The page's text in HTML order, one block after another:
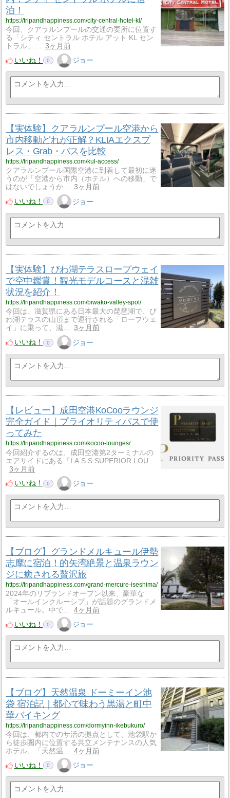
泊！
https://tripandhappiness.com/city-central-hotel-kl/
今回、クアラルンプールの交通の要所に位置す
る「シティ セントラル ホテル アット KL セン
トラル」…
3ヶ月前
いいね！
0 ジョー
【実体験】クアラルンプール空港から
市内移動どれが正解？KLIAエクスプ
レス・Grab・バスを比較
https://tripandhappiness.com/kul-access/
クアラルンプール国際空港に到着して最初に迷
うのが「空港から市内（ホテル）への移動」で
はないでしょうか…
3ヶ月前
いいね！
0 ジョー
【実体験】びわ湖テラスロープウェイ
で空中鑑賞！観光モデルコースと混雑
状況を紹介！
https://tripandhappiness.com/biwako-valley-spot/
今回は、滋賀県にある日本最大の琵琶湖で、び
わ湖テラスの山頂まで運行される「ロープウェ
イ」に乗って、滋…
3ヶ月前
いいね！
0 ジョー
【レビュー】成田空港KoCooラウンジ
完全ガイド｜プライオリティパスで使
ってみた
https://tripandhappiness.com/kocoo-lounges/
今回紹介するのは、成田空港第2ターミナルの
エアサイドにある「I.A.S.S SUPERIOR LOU…
3ヶ月前
いいね！
0 ジョー
【ブログ】グランドメルキュール伊勢
志摩に宿泊！的矢湾絶景と温泉ラウン
ジに癒される贅沢旅
https://tripandhappiness.com/grand-mercure-iseshima/
2024年のリブランドオープン以来、豪華な
「オールインクルーシブ」が話題のグランドメ
ルキュール。中で…
4ヶ月前
いいね！
0 ジョー
【ブログ】天然温泉 ドーミーイン池
袋 宿泊記｜都心で味わう黒湯と町中
華バイキング
https://tripandhappiness.com/dormyinn-ikebukuro/
今回は、都内でのサ活の拠点として、池袋駅か
ら徒歩圏内に位置する共立メンテナンスの人気
ホテル、「天然温…
4ヶ月前
いいね！
0 ジョー